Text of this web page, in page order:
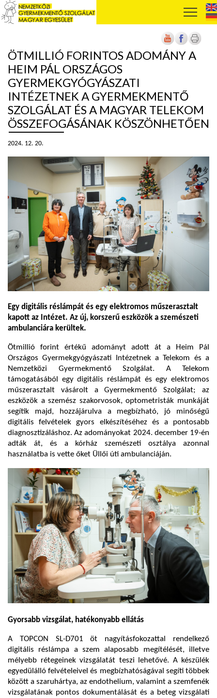
ÖTMILLIÓ FORINTOS ADOMÁNY A
HEIM PÁL ORSZÁGOS
GYERMEKGYÓGYÁSZATI
INTÉZETNEK A GYERMEKMENTŐ
SZOLGÁLAT ÉS A MAGYAR TELEKOM
ÖSSZEFOGÁSÁNAK KÖSZÖNHETŐEN
2024. 12. 20.
Egy digitális réslámpát és egy elektromos műszerasztalt
kapott az Intézet. Az új, korszerű eszközök a szemészeti
ambulanciára kerültek.
Ötmillió forint értékű adományt adott át a Heim Pál
Országos Gyermekgyógyászati Intézetnek a Telekom és a
Nemzetközi Gyermekmentő Szolgálat. A Telekom
támogatásából egy digitális réslámpát és egy elektromos
műszerasztalt vásárolt a Gyermekmentő Szolgálat; az
eszközök a szemész szakorvosok, optometristák munkáját
segítik majd, hozzájárulva a megbízható, jó minőségű
digitális felvételek gyors elkészítéséhez és a pontosabb
diagnosztizáláshoz. Az adományokat 2024. december 19-én
adták át, és a kórház szemészeti osztálya azonnal
használatba is vette őket Üllői úti ambulanciáján.
Gyorsabb vizsgálat, hatékonyabb ellátás
A TOPCON SL-D701 öt nagyításfokozattal rendelkező
digitális réslámpa a szem alaposabb megítélését, illetve
mélyebb rétegeinek vizsgálatát teszi lehetővé. A készülék
egyedülálló felvételeivel és megbízhatóságával segíti többek
között a szaruhártya, az endothelium, valamint a szemfenék
vizsgálatának pontos dokumentálását és a beteg vizsgálati